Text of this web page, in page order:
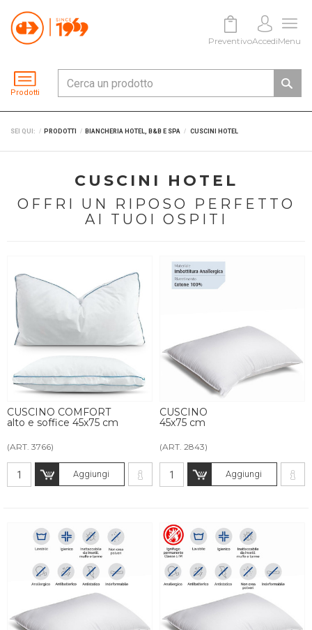
Prodotti
PreventivoAccediMenu
SEI QUI: PRODOTTI BIANCHERIA HOTEL, B&B E SPA CUSCINI HOTEL
CUSCINI HOTEL
OFFRI UN RIPOSO PERFETTO
AI TUOI OSPITI
CUSCINO COMFORT
alto e soffice 45x75 cm
(ART. 3766)
Aggiungi
CUSCINO
45x75 cm
(ART. 2843)
Aggiungi